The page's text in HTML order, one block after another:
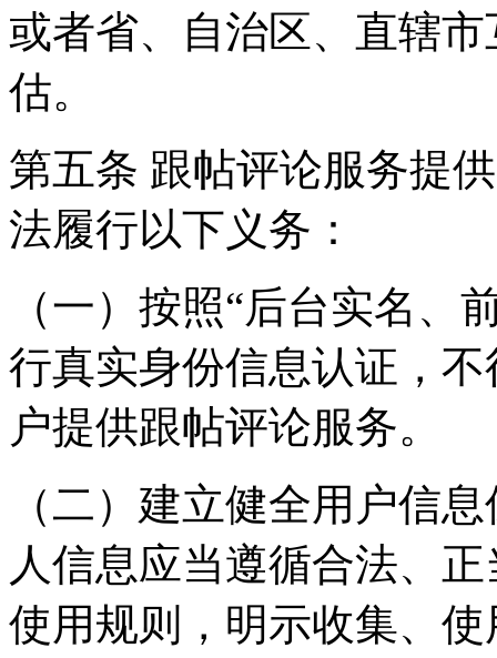
或者省、自治区、直辖
估。
第五条 跟帖评论服务提
法履行以下义务：
（一）按照“后台实名、
行真实身份信息认证，
户提供跟帖评论服务。
（二）建立健全用户信
人信息应当遵循合法、
使用规则，明示收集、